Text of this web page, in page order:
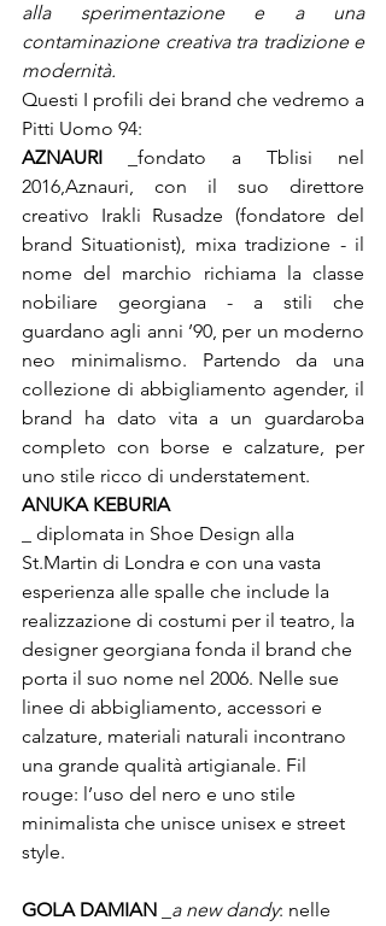
alla sperimentazione e a una
contaminazione creativa tra tradizione e
modernità.
Questi I profili dei brand che vedremo a
Pitti Uomo 94:
AZNAURI
fondato a Tblisi nel
2016,Aznauri, con il suo direttore
creativo Irakli Rusadze (fondatore del
brand Situationist), mixa tradizione - il
nome del marchio richiama la classe
nobiliare georgiana - a stili che
guardano agli anni ’90, per un moderno
neo minimalismo. Partendo da una
collezione di abbigliamento agender, il
brand ha dato vita a un guardaroba
completo con borse e calzature, per
uno stile ricco di understatement.
ANUKA KEBURIA
_ diplomata in Shoe Design alla
St.Martin di Londra e con una vasta
esperienza alle spalle che include la
realizzazione di costumi per il teatro, la
designer georgiana fonda il brand che
porta il suo nome nel 2006. Nelle sue
linee di abbigliamento, accessori e
calzature, materiali naturali incontrano
una grande qualità artigianale. Fil
rouge: l’uso del nero e uno stile
minimalista che unisce unisex e street
GOLA DAMIAN a new dandy: nelle